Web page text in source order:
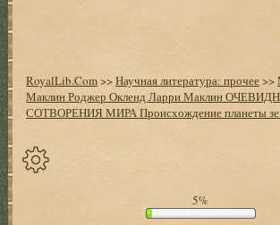
RoyalLib.Com>>Научная литература: прочее>>
Маклин Роджер Окленд Ларри Маклин
СОТВОРЕНИЯ МИРА Происхождение планеты
5%